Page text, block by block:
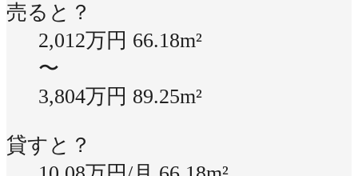
売ると？
2,012万円 66.18m²
〜
3,804万円 89.25m²
貸すと？